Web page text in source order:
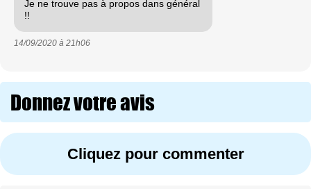
Je ne trouve pas à propos dans général
!!
14/09/2020 à 21h06
Donnez votre avis
Cliquez pour commenter